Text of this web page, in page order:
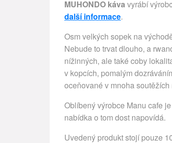
MUHONDO káva vyrábí
další informace.
Osm velkých sopek na
Nebude to trvat dlouho, a
nížinných, ale také coby
v kopcích, pomalým
oceňované v mnoha soutěžích
Oblíbený výrobce Manu cafe
nabídka o tom dost napovídá.
Uvedený produkt stojí pouze